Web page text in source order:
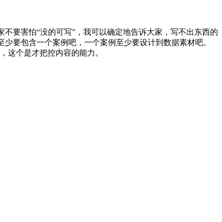
要害怕“没的可写”，我可以确定地告诉大家，写不出东西的
要包含一个案例吧，一个案例至少要设计到数据素材吧。
这个是才把控内容的能力。